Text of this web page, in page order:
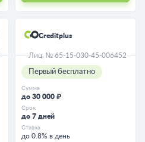
Creditplus
Лиц. № 65-15-030-45-006452
Первый бесплатно
Сумма
до 30 000 ₽
Срок
до 7 дней
Ставка
до 0.8% в день